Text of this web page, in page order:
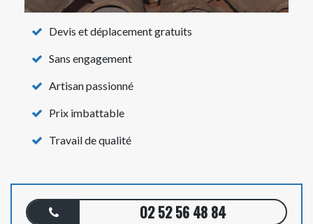
Devis et déplacement gratuits
Sans engagement
Artisan passionné
Prix imbattable
Travail de qualité
02 52 56 48 84